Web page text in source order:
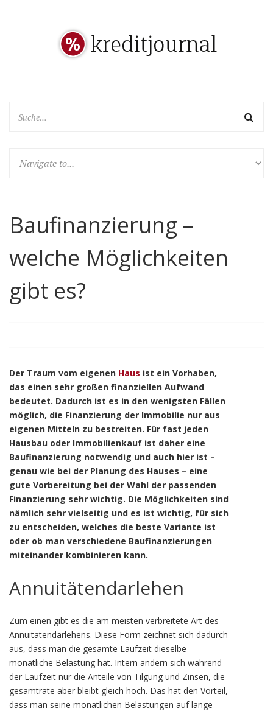
Baufinanzierung –
welche Möglichkeiten
gibt es?
Der Traum vom eigenen Haus ist ein Vorhaben,
das einen sehr großen finanziellen Aufwand
bedeutet. Dadurch ist es in den wenigsten Fällen
möglich, die Finanzierung der Immobilie nur aus
eigenen Mitteln zu bestreiten. Für fast jeden
Hausbau oder Immobilienkauf ist daher eine
Baufinanzierung notwendig und auch hier ist –
genau wie bei der Planung des Hauses – eine
gute Vorbereitung bei der Wahl der passenden
Finanzierung sehr wichtig. Die Möglichkeiten sind
nämlich sehr vielseitig und es ist wichtig, für sich
zu entscheiden, welches die beste Variante ist
oder ob man verschiedene Baufinanzierungen
miteinander kombinieren kann.
Annuitätendarlehen
Zum einen gibt es die am meisten verbreitete Art des
Annuitätendarlehens. Diese Form zeichnet sich dadurch
aus, dass man die gesamte Laufzeit dieselbe
monatliche Belastung hat. Intern ändern sich während
der Laufzeit nur die Anteile von Tilgung und Zinsen, die
gesamtrate aber bleibt gleich hoch. Das hat den Vorteil,
dass man seine monatlichen Belastungen auf lange